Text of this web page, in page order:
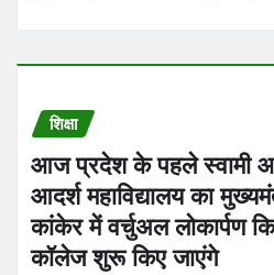
शिक्षा
आज प्रदेश के पहले स्वामी
आदर्श महाविद्यालय का
कांकेर में वर्चुअल लोकार्पण
कॉलेज शुरू किए जाएंगे